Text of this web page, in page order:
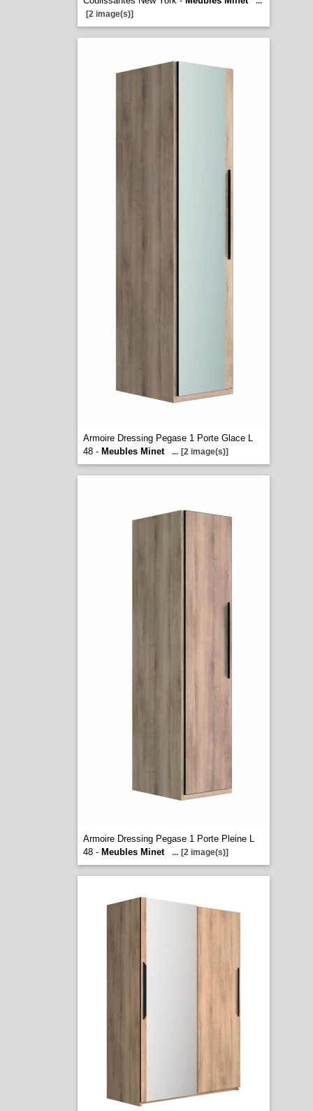
[2 image(s)]
Armoire Dressing Pegase 1 Porte Glace L
48 - Meubles Minet ... [2 image(s)]
Armoire Dressing Pegase 1 Porte Pleine L
48 - Meubles Minet ... [2 image(s)]